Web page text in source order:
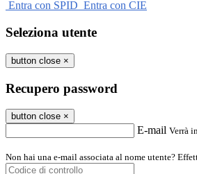
Entra con SPID Entra con CIE
Seleziona utente
button close ×
Recupero password
button close ×
E-mail Verrà
Non hai una e-mail associata al nome utente?